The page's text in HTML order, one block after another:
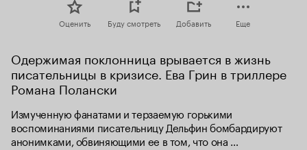
Оценить Буду смотреть Добавить Еще
Одержимая поклонница врывается в жизнь
писательницы в кризисе. Ева Грин в триллере
Романа Полански
Измученную фанатами и терзаемую горькими
воспоминаниями писательницу Дельфин бомбардируют
анонимками, обвиняющими ее в том, что она